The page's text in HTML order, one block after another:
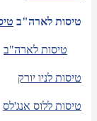
טיסות לארה"ב
טיסות לארה"ב
טיסות לניו יורק
טיסות ללוס אנג'לס